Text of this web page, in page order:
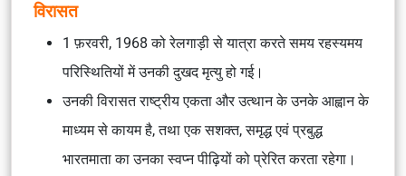
विरासत
1 फ़रवरी, 1968 को रेलगाड़ी से यात्रा करते समय रहस्यमय
परिस्थितियों में उनकी दुखद मृत्यु हो गई।
उनकी विरासत राष्ट्रीय एकता और उत्थान के उनके आह्वान के
माध्यम से कायम है, तथा एक सशक्त, समृद्ध एवं प्रबुद्ध
भारतमाता का उनका स्वप्न पीढ़ियों को प्रेरित करता रहेगा।